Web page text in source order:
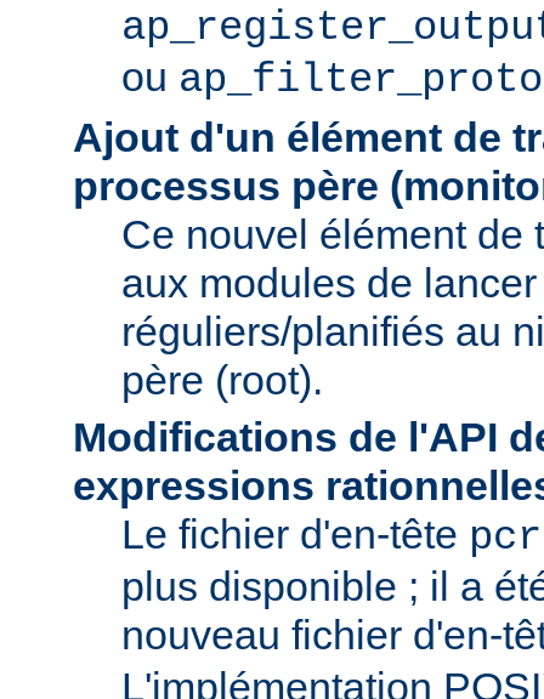
ou
Ajout d'un élément de
processus père
Ce nouvel élément de
aux modules de
réguliers/planifiés au
père (root).
Modifications de l'API
expressions
Le fichier d'en-tête
plus disponible ; il a
nouveau fichier d'en-
L'implémentation